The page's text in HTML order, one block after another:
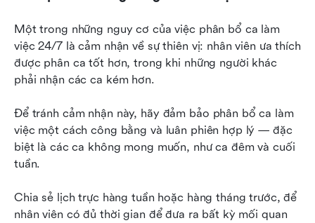
Một trong những nguy cơ của việc phân bổ ca làm
việc 24/7 là cảm nhận về sự thiên vị: nhân viên ưa thích
được phân ca tốt hơn, trong khi những người khác
phải nhận các ca kém hơn.
Để tránh cảm nhận này, hãy đảm bảo phân bổ ca làm
việc một cách công bằng và luân phiên hợp lý — đặc
biệt là các ca không mong muốn, như ca đêm và cuối
tuần.
Chia sẻ lịch trực hàng tuần hoặc hàng tháng trước, để
nhân viên có đủ thời gian để đưa ra bất kỳ mối quan